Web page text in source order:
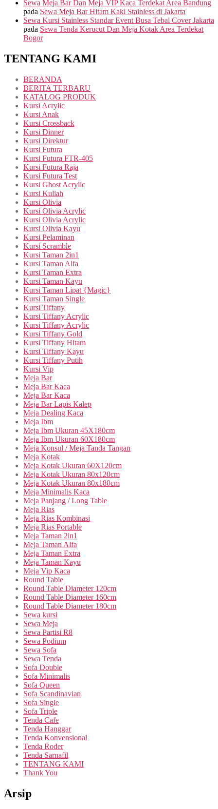
Sewa Meja Bar Dan Meja VIP Kaca Terdekat Area Bandung
pada Sewa Meja Bar Hitam Kaki Stainless di Jakarta
Sewa Kursi Stainless Standar Event Busa Tebal Cover Jakarta
pada Sewa Tenda Kerucut Dan Meja Kotak Area Terdekat
Bogor
TENTANG KAMI
BERANDA
BERITA TERBARU
KATALOG PRODUK
Kursi Acrylic
Kursi Anak
Kursi Crossback
Kursi Dinner
Kursi Direktur
Kursi Futura
Kursi Futura FTR-405
Kursi Futura Raja
Kursi Futura Test
Kursi Ghost Acrylic
Kursi Kuliah
Kursi Olivia
Kursi Olivia Acrylic
Kursi Olivia Acrylic
Kursi Olivia Kayu
Kursi Pelaminan
Kursi Scramble
Kursi Taman 2in1
Kursi Taman Alfa
Kursi Taman Extra
Kursi Taman Kayu
Kursi Taman Lipat {Magic}
Kursi Taman Single
Kursi Tiffany
Kursi Tiffany Acrylic
Kursi Tiffany Acrylic
Kursi Tiffany Gold
Kursi Tiffany Hitam
Kursi Tiffany Kayu
Kursi Tiffany Putih
Kursi Vip
Meja Bar
Meja Bar Kaca
Meja Bar Kaca
Meja Bar Lapis Kalep
Meja Dealing Kaca
Meja Ibm
Meja Ibm Ukuran 45X180cm
Meja Ibm Ukuran 60X180cm
Meja Konsul / Meja Tanda Tangan
Meja Kotak
Meja Kotak Ukuran 60X120cm
Meja Kotak Ukuran 80x120cm
Meja Kotak Ukuran 80x180cm
Meja Minimalis Kaca
Meja Panjang / Long Table
Meja Rias
Meja Rias Kombinasi
Meja Rias Portable
Meja Taman 2in1
Meja Taman Alfa
Meja Taman Extra
Meja Taman Kayu
Meja Vip Kaca
Round Table
Round Table Diameter 120cm
Round Table Diameter 160cm
Round Table Diameter 180cm
Sewa kursi
Sewa Meja
Sewa Partisi R8
Sewa Podium
Sewa Sofa
Sewa Tenda
Sofa Double
Sofa Minimalis
Sofa Queen
Sofa Scandinavian
Sofa Single
Sofa Triple
Tenda Cafe
Tenda Hanggar
Tenda Konvensional
Tenda Roder
Tenda Sarnafil
TENTANG KAMI
Thank You
Arsip